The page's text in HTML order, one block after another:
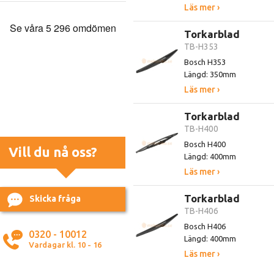
Vill du nå oss?
Skicka fråga
0320 - 10012
Vardagar kl. 10 - 16
Läs mer ›
Torkarblad
TB-H353
Bosch H353
Längd: 350mm
Läs mer ›
Torkarblad
TB-H400
Bosch H400
Längd: 400mm
Läs mer ›
Torkarblad
TB-H406
Bosch H406
Längd: 400mm
Läs mer ›